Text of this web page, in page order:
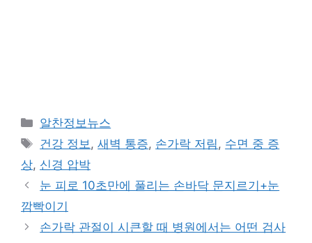
카
테
리
알찬정보뉴스
태
그
건강 정보 ,새벽 통증, 손가락 저림 , 수면 중 증
상, 신경 압박
눈 피로 10초만에 풀리는 손바닥 문지르기+눈
깜빡이기
손가락 관절이 시큰할 때 병원에서는 어떤 검사